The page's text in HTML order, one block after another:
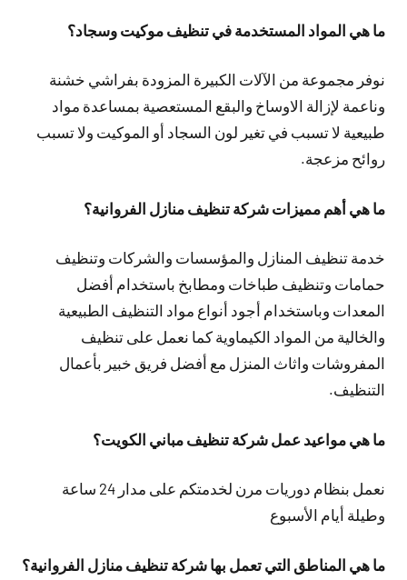
ما هي المواد المستخدمة في تنظيف موكيت وسجاد؟
نوفر مجموعة من الآلات الكبيرة المزودة بفراشي خشنة
وناعمة لإزالة الاوساخ والبقع المستعصية بمساعدة مواد
طبيعية لا تسبب في تغير لون السجاد أو الموكيت ولا تسبب
روائح مزعجة.
ما هي أهم مميزات شركة تنظيف منازل الفروانية؟
خدمة تنظيف المنازل والمؤسسات والشركات وتنظيف
حمامات وتنظيف طباخات ومطابخ باستخدام أفضل
المعدات وباستخدام أجود أنواع مواد التنظيف الطبيعية
والخالية من المواد الكيماوية كما نعمل على تنظيف
المفروشات واثاث المنزل مع أفضل فريق خبير بأعمال
التنظيف.
ما هي مواعيد عمل شركة تنظيف مباني الكويت؟
نعمل بنظام دوريات مرن لخدمتكم على مدار 24 ساعة
وطيلة أيام الأسبوع
ما هي المناطق التي تعمل بها شركة تنظيف منازل الفروانية؟